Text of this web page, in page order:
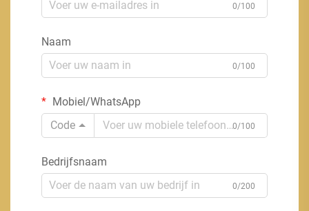
0/100
Naam
0/100
Mobiel/WhatsApp
Code
0/100
Bedrijfsnaam
0/200